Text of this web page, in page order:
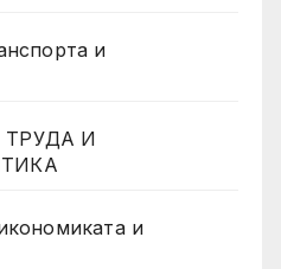
и
И
и